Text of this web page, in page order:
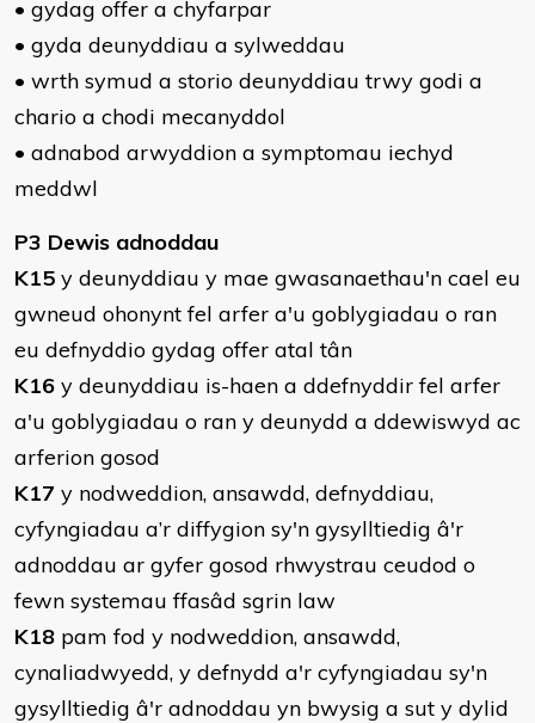
• gydag offer a chyfarpar
• gyda deunyddiau a sylweddau
• wrth symud a storio deunyddiau trwy godi a
chario a chodi mecanyddol
• adnabod arwyddion a symptomau iechyd
meddwl
P3 Dewis adnoddau
K15 y deunyddiau y mae gwasanaethau'n cael eu
gwneud ohonynt fel arfer a'u goblygiadau o ran
eu defnyddio gydag offer atal tân
K16 y deunyddiau is-haen a ddefnyddir fel arfer
a'u goblygiadau o ran y deunydd a ddewiswyd ac
arferion gosod
K17 y nodweddion, ansawdd, defnyddiau,
cyfyngiadau a’r diffygion sy'n gysylltiedig â'r
adnoddau ar gyfer gosod rhwystrau ceudod o
fewn systemau ffasâd sgrin law
K18 pam fod y nodweddion, ansawdd,
cynaliadwyedd, y defnydd a'r cyfyngiadau sy'n
gysylltiedig â'r adnoddau yn bwysig a sut y dylid